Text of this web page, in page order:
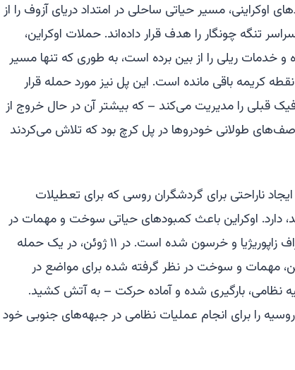
اوکراینی، مسیر حیاتی ساحلی در امتداد دریای آزوف را از
تنگه چونگار را هدف قرار داده‌اند. حملات اوکراین،
و خدمات ریلی را از بین برده است، به طوری که تنها مسیر
کریمه باقی مانده است. این پل نیز مورد حمله قرار
قبلی را مدیریت می‌کند – که بیشتر آن در حال خروج از
طولانی خودروها در پل کرچ بود که تلاش می‌کردند
ناراحتی برای گردشگران روسی که برای تعطیلات
دارد. اوکراین باعث کمبودهای حیاتی سوخت و مهمات در
مناطق اشغالی روسیه در جنوب، در اطراف زاپوریژیا و خرسون شده است. در ۱۱ ژوئن، در یک حمله
مهمات و سوخت در نظر گرفته شده برای مواضع در
همراه تا ۵۰ وسیله نقلیه نظامی، بارگیری شده و آماده حرکت – به آتش کشید.
را برای انجام عملیات نظامی در جبهه‌های جنوبی خود